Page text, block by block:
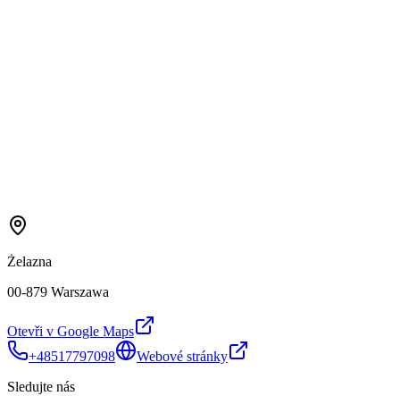
Żelazna
00-879 Warszawa
Otevři v Google Maps
+48517797098
Webové stránky
Sledujte nás